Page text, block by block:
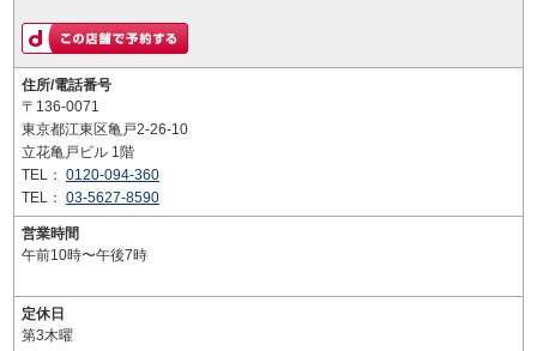
住所/電話番号
〒136-0071
東京都江東区亀戸2-26-10
立花亀戸ビル 1階
TEL： 0120-094-360
TEL： 03-5627-8590
営業時間
午前10時〜午後7時
定休日
第3木曜